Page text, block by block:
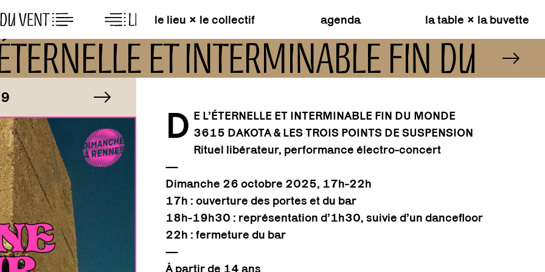
le lieu × le collectif agenda la table × la buvette
ET INTERMINABLE FIN DU
D E L’ÉTERNELLE ET INTERMINABLE FIN DU MONDE
3615 DAKOTA & LES TROIS POINTS DE SUSPENSION
Rituel libérateur, performance électro-concert
—
Dimanche 26 octobre 2025, 17h-22h
17h : ouverture des portes et du bar
18h-19h30 : représentation d’1h30, suivie d’un dancefloor
22h : fermeture du bar
—
À partir de 14 ans
IMAGE
1/29
IMAGE
1/29